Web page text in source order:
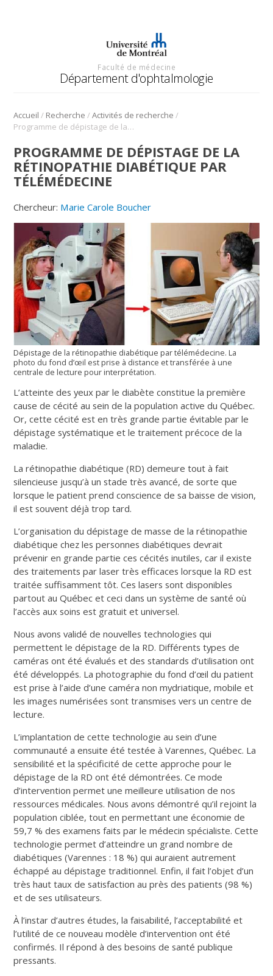
Faculté de médecine
Département d'ophtalmologie
Accueil / Recherche /Activités de recherche /
Programme de dépistage de la rétinopathie diabétique par télémédecine
PROGRAMME DE DÉPISTAGE DE LA
RÉTINOPATHIE DIABÉTIQUE PAR
TÉLÉMÉDECINE
Chercheur: Marie Carole Boucher
Dépistage de la rétinopathie diabétique par télémédecine. La
photo du fond d’œil est prise à distance et transférée à une
centrale de lecture pour interprétation.
L’atteinte des yeux par le diabète constitue la première
cause de cécité au sein de la population active du Québec.
Or, cette cécité est en très grande partie évitable par le
dépistage systématique et le traitement précoce de la
maladie.
La rétinopathie diabétique (RD) demeure tout à fait
silencieuse jusqu’à un stade très avancé, de sorte que
lorsque le patient prend conscience de sa baisse de vision,
il est souvent déjà trop tard.
L’organisation du dépistage de masse de la rétinopathie
diabétique chez les personnes diabétiques devrait
prévenir en grande partie ces cécités inutiles, car il existe
des traitements par laser très efficaces lorsque la RD est
traitée suffisamment tôt. Ces lasers sont disponibles
partout au Québec et ceci dans un système de santé où
l’accès aux soins est gratuit et universel.
Nous avons validé de nouvelles technologies qui
permettent le dépistage de la RD. Différents types de
caméras ont été évalués et des standards d’utilisation ont
été développés. La photographie du fond d’œil du patient
est prise à l’aide d’une caméra non mydriatique, mobile et
les images numérisées sont transmises vers un centre de
lecture.
L’implantation de cette technologie au sein d’une
communauté a ensuite été testée à Varennes, Québec. La
sensibilité et la spécificité de cette approche pour le
dépistage de la RD ont été démontrées. Ce mode
d’intervention permet une meilleure utilisation de nos
ressources médicales. Nous avons démontré qu’il rejoint la
population ciblée, tout en permettant une économie de
59,7 % des examens faits par le médecin spécialiste. Cette
technologie permet d’atteindre un grand nombre de
diabétiques (Varennes : 18 %) qui auraient autrement
échappé au dépistage traditionnel. Enfin, il fait l’objet d’un
très haut taux de satisfaction au près des patients (98 %)
et de ses utilisateurs.
À l’instar d’autres études, la faisabilité, l’acceptabilité et
l’utilité de ce nouveau modèle d’intervention ont été
confirmés. Il répond à des besoins de santé publique
pressants.